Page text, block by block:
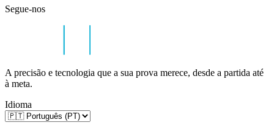
Segue-nos
A precisão e tecnologia que a sua prova merece, desde a partida até
à meta.
Idioma